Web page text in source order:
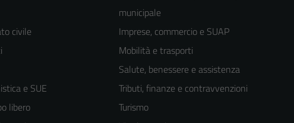
civile
e SUE
libero
municipale
Imprese, commercio e SUAP
Mobilità e trasporti
Salute, benessere e assistenza
Tributi, finanze e contravvenzioni
Turismo